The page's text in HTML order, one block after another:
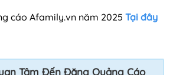
cáo Afamily.vn năm 2025 Tại đây
Tâm Đến Đăng Quảng Cáo